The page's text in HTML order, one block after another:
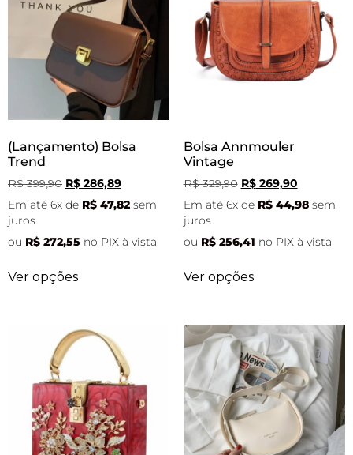
(Lançamento) Bolsa
Trend
R$399,90 R$ 286,89
Em até 6x de R$ 47,82 sem
juros
ou R$ 272,55 no PIX à vista
Ver opções
Bolsa Annmouler
Vintage
R$329,90 R$269,90
Em até 6x de R$44,98 sem
juros
ou R$256,41 no PIX à vista
Ver opções